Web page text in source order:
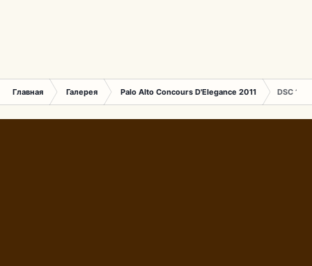
Главная Галерея Palo Alto Concours D'Elegance 2011 DSC 1747